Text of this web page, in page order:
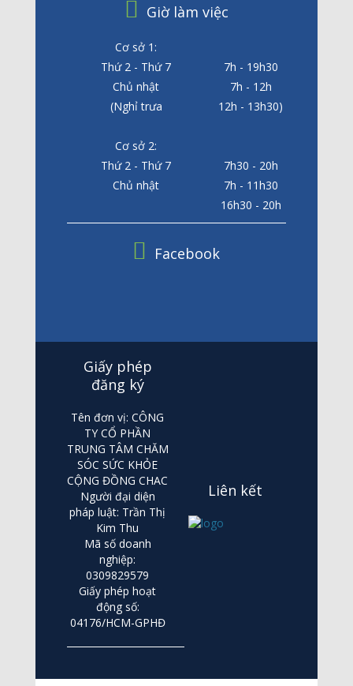
Giờ làm việc
Cơ sở 1:
Thứ 2 - Thứ 7
7h - 19h30
Chủ nhật
7h - 12h
(Nghỉ trưa
12h - 13h30)
Cơ sở 2:
Thứ 2 - Thứ 7
7h30 - 20h
Chủ nhật
7h - 11h30
16h30 - 20h
Facebook
Giấy phép
đăng ký
Tên đơn vị: CÔNG
TY CỔ PHẦN
TRUNG TÂM CHĂM
SÓC SỨC KHỎE
CỘNG ĐỒNG CHAC
Người đại diện
pháp luật: Trần Thị
Kim Thu
Mã số doanh
nghiệp:
0309829579
Giấy phép hoạt
động số:
04176/HCM-GPHĐ
Liên kết